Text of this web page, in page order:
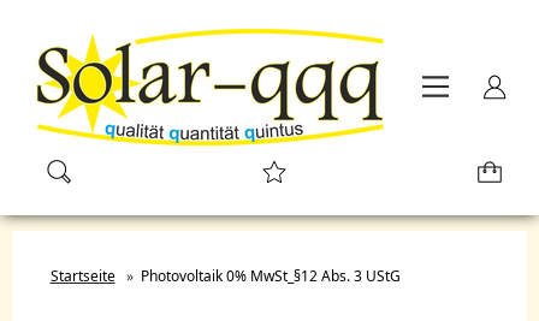
Startseite » Photovoltaik 0% MwSt_§12 Abs. 3 UStG